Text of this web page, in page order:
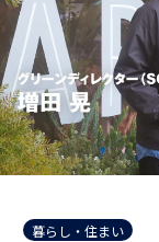
暮らし・住まい